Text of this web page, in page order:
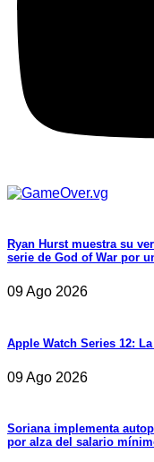
Ryan Hurst muestra su
serie de God of War por
09 Ago 2026
Apple Watch Series 12:
09 Ago 2026
Soriana implementa
por alza del salario